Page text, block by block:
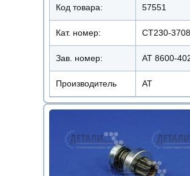
Код товара: 57551
Кат. номер: СТ230-
Зав. номер: AT 8600-
Производитель АТ